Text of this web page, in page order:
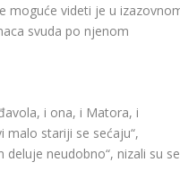
moguće videti je u
svuda po njenom
i ona, i Matora, i
malo stariji se sećaju“,
neudobno“, nizali su se